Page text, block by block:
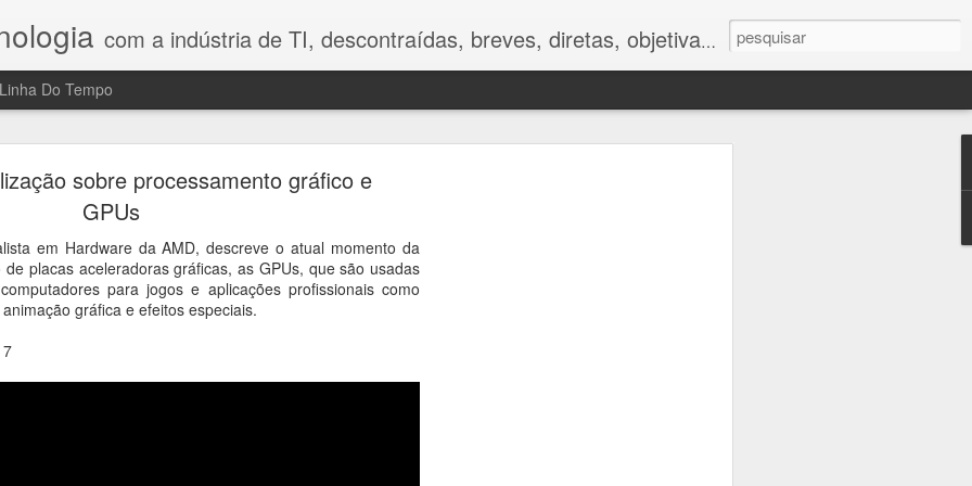
sobre processamento gráfico e
GPUs
em Hardware da AMD, descreve o atual momento da
placas aceleradoras gráficas, as GPUs, que são usadas
para jogos e aplicações profissionais como
gráfica e efeitos especiais.
com a indústria de TI, descontraídas, breves, diretas, objetivas.
Linha Do Tempo
Legal Advisory: riscos, tecnologia e o fator humano
no Direito Digital
nesta conversa reflexões que gostei bastante porque foram muito
que o maior desafio da transformação digital ainda é o fator humano.
Digital, a profissionalização do combate aos crimes cibernéticos, os impactos da
de construir uma cultura de prevenção nas empresas. Em vez de respostas
a compreender por que segurança, tecnologia e comportamento caminham
reflexão e mostra que inovação exige, antes de tudo, responsabilidade.